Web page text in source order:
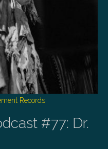
Records
#77: Dr.